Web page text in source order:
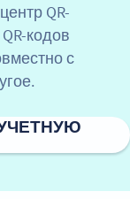
QR-
кодов
с